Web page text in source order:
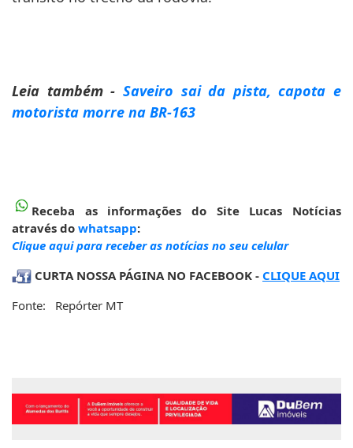
motorista morre na BR-163
através do
Clique aqui para receber as notícias no seu celular
CURTA NOSSA PÁGINA NO FACEBOOK -CLIQUE AQUI
Fonte: Repórter MT